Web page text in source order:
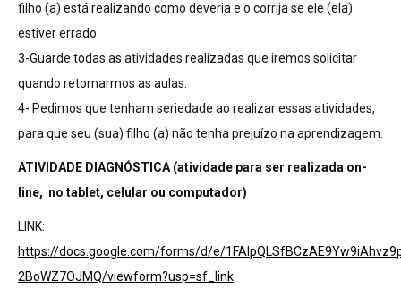
filho (a) está realizando como deveria e o corrija se ele (ela)
estiver errado.
3-Guarde todas as atividades realizadas que iremos solicitar
quando retornarmos as aulas.
4- Pedimos que tenham seriedade ao realizar essas atividades,
para que seu (sua) filho (a) não tenha prejuízo na aprendizagem.
ATIVIDADE DIAGNÓSTICA (atividade para ser realizada on-
line, no tablet, celular ou computador)
LINK:
https://docs.google.com/forms/d/e/
2BoWZ7OJMQ/viewform?usp=sf_link